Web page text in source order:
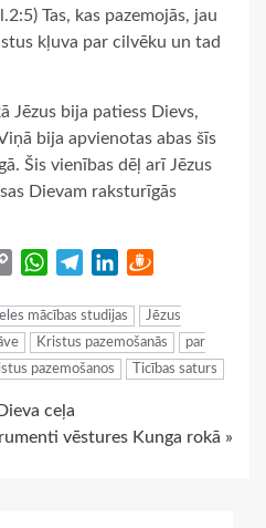
Tas, kas pazemojās, jau
kļuva par cilvēku un tad
Jēzus bija patiess Dievs,
bija apvienotas abas šīs
Šis vienības dēļ arī Jēzus
Dievam raksturīgās
Copy
WhatsApp
TelegramLinkedIn
mācības studijas
Jēzus
Kristus pazemošanās
par
pazemošanos Ticības saturs
ceļa
vēstures Kunga rokā »